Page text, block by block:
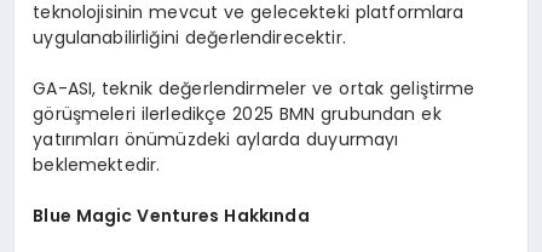
teknolojisinin mevcut ve gelecekteki platformlara
uygulanabilirliğini değerlendirecektir.
GA-ASI, teknik değerlendirmeler ve ortak geliştirme
görüşmeleri ilerledikçe 2025 BMN grubundan ek
yatırımları önümüzdeki aylarda duyurmayı
beklemektedir.
Blue Magic Ventures Hakkında